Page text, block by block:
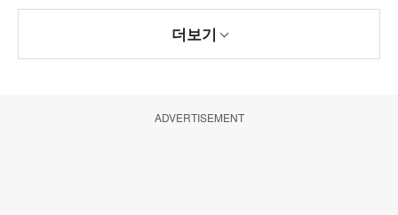
더보기
ADVERTISEMENT